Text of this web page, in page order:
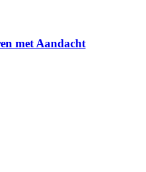
met Aandacht